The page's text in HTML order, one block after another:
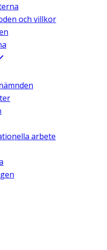
och villkor
arbete